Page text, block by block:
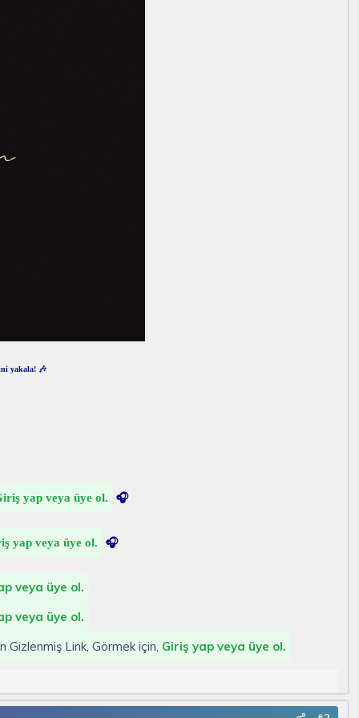
yakala! 🎶
yap veya üye ol. 🎧
yap veya üye ol. 🎧
veya üye ol.
veya üye ol.
Gizlenmiş Link, Görmek için, Giriş yap veya üye ol.